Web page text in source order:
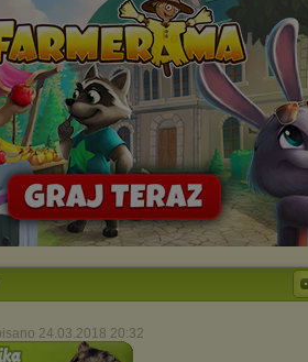
cookies niestety
Zaufanych Partnerów
skuteczności działań
Ci reklama nie
a będzie to reklama
internetowej w
plików cookies na
pliki cookies,
przeglądarki
pod adresem
24.03.2018 20:32